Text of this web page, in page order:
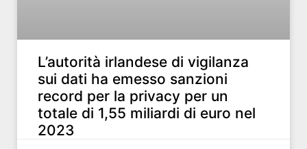
L’autorità irlandese di vigilanza
sui dati ha emesso sanzioni
record per la privacy per un
totale di 1,55 miliardi di euro nel
2023